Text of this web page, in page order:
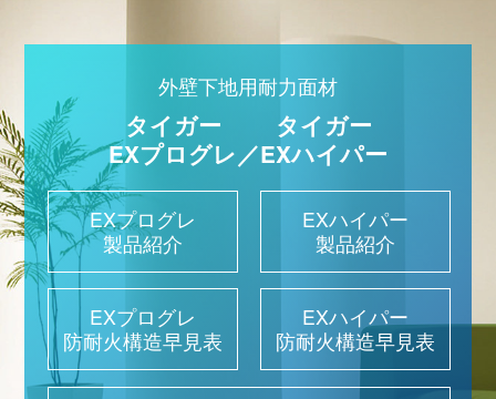
タイガー
EXプログレ／
タイガー
EXハイパー
外壁下地用耐力面材
EXプログレ
製品紹介
EXハイパー
製品紹介
EXプログレ
防耐火構造早見表
EXハイパー
防耐火構造早見表